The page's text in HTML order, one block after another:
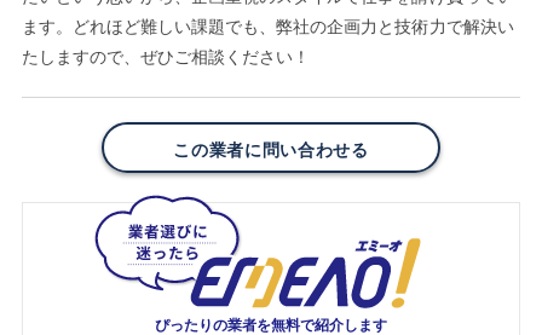
ます。どれほど難しい課題でも、弊社の企画力と技術力で解決い
たしますので、ぜひご相談ください！
この業者に問い合わせる
ぴったりの業者を無料で紹介します